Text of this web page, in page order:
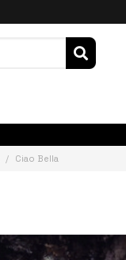
Ciao Bella